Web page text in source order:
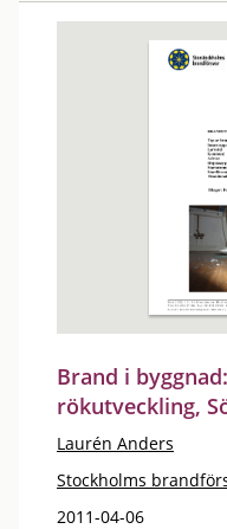
Brand i
rökutveckling,
Laurén Anders
Stockholms
2011-04-06